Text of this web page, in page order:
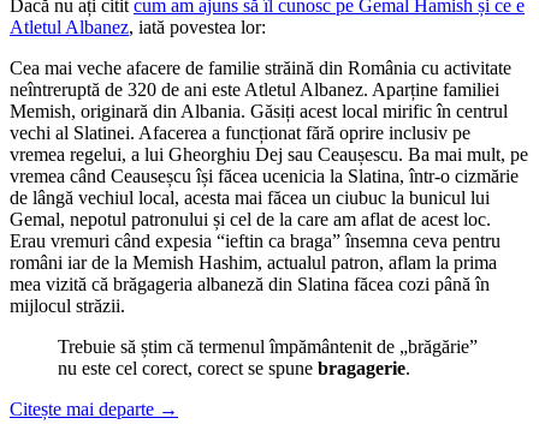
Dacă nu ați cititcum am ajuns să îl cunosc pe Gemal Hamish și ce e
Atletul Albanez, iată povestea lor:
Cea mai veche afacere de familie străină din România cu activitate
neîntreruptă de 320 de ani este Atletul Albanez. Aparține familiei
Memish, originară din Albania. Găsiți acest local mirific în centrul
vechi al Slatinei. Afacerea a funcționat fără oprire inclusiv pe
vremea regelui, a lui Gheorghiu Dej sau Ceaușescu. Ba mai mult, pe
vremea când Ceauseșcu își făcea ucenicia la Slatina, într-o cizmărie
de lângă vechiul local, acesta mai făcea un ciubuc la bunicul lui
Gemal, nepotul patronului și cel de la care am aflat de acest loc.
Erau vremuri când expesia “ieftin ca braga” însemna ceva pentru
români iar de la Memish Hashim, actualul patron, aflam la prima
mea vizită că brăgageria albaneză din Slatina făcea cozi până în
mijlocul străzii.
Trebuie să știm că termenul împământenit de „brăgărie”
nu este cel corect, corect se spune bragagerie.
Citește mai departe →